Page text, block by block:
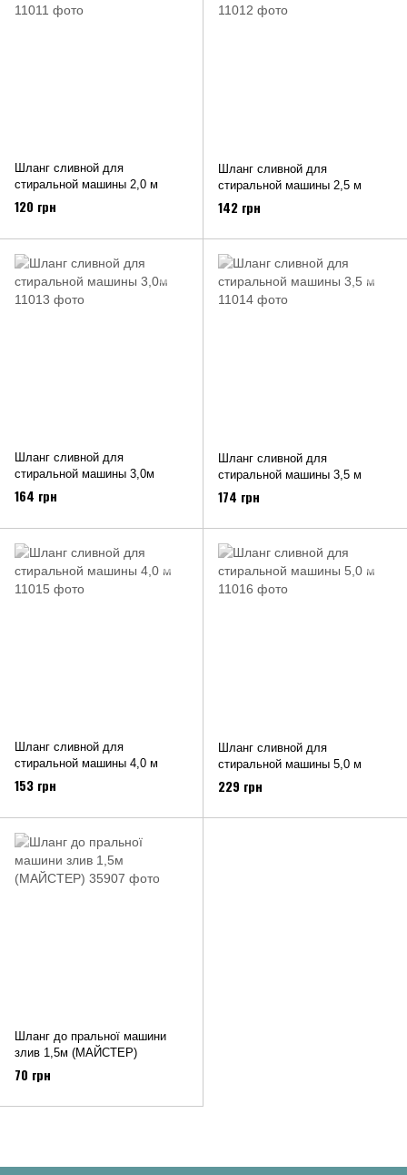
Шланг сливной для
стиральной машины 2,0 м
120 грн
Шланг сливной для
стиральной машины 2,5 м
142 грн
Шланг сливной для
стиральной машины 3,0м
164 грн
Шланг сливной для
стиральной машины 3,5 м
174 грн
Шланг сливной для
стиральной машины 4,0 м
153 грн
Шланг сливной для
стиральной машины 5,0 м
229 грн
Шланг до пральної машини
злив 1,5м (МАЙСТЕР)
70 грн